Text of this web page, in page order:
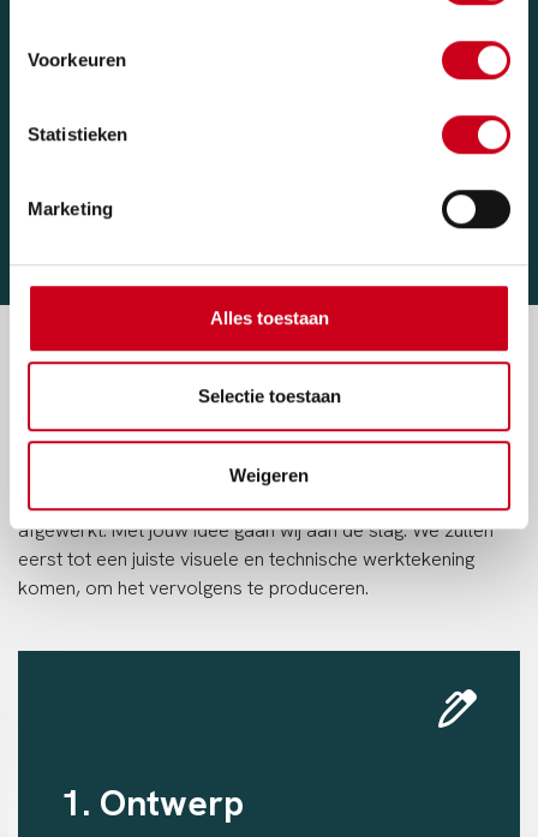
Voorkeuren
Statistieken
Marketing
Alles toestaan
Selectie toestaan
Weigeren
ONZE WERKWIJZE
Van tekening naar realisatie volledig opgebouwd en
afgewerkt. Met jouw idee gaan wij aan de slag. We zullen
eerst tot een juiste visuele en technische werktekening
komen, om het vervolgens te produceren.
1. Ontwerp